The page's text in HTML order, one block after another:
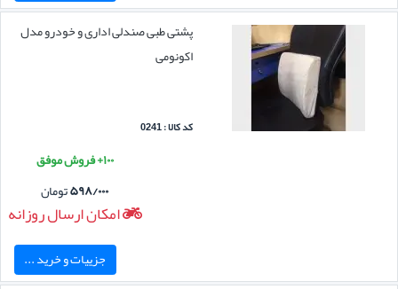
پشتی طبی صندلی اداری و خودرو مدل
اکونومی
کد کالا : 0241
۱۰۰+ فروش موفق
۵۹۸/۰۰۰تومان
امکان ارسال روزانه
جزییات و خرید ...